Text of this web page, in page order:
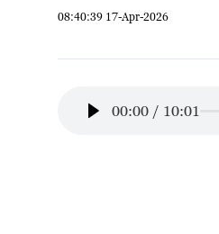
08:40:39 17-Apr-2026
00:00 / 10:01